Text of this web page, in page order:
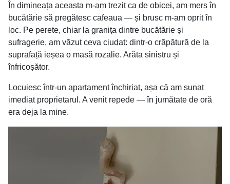
În dimineața aceasta m-am trezit ca de obicei, am mers în
bucătărie să pregătesc cafeaua — și brusc m-am oprit în
loc. Pe perete, chiar la granița dintre bucătărie și
sufragerie, am văzut ceva ciudat: dintr-o crăpătură de la
suprafață ieșea o masă rozalie. Arăta sinistru și
înfricoșător.
Locuiesc într-un apartament închiriat, așa că am sunat
imediat proprietarul. A venit repede — în jumătate de oră
era deja la mine.